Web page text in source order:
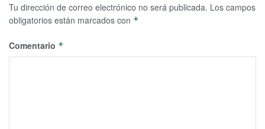
Tu dirección de correo electrónico no será publicada. Los campos
obligatorios están marcados con *
Comentario *